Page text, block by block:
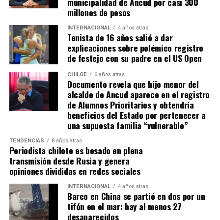
precisiones y van a ser más rigurosos en la
ocupación material, es decir, la persona que quiera
sanear tiene que tener un inmueble construido
sobre el sitio, tiene que estar cerrado, tiene que
estar conectado idealmente a los servicios básicos,
idealmente a agua potable, luz eléctrica y tener
dominio de ocupación material por más de 5 años,
como lo dice la Ley”,recalcó el consejero de la
provincia de Chiloé.
Cabe recordar que el consejero Francisco Cárcamo había
planteado esta inquietud el pasado 20 de marzo en el
Consejo Regional, logrando el acuerdo de todos los
consejeros para oficiar al Ministerio del ramo e invitar a
la Seremi de Bienes Nacionales para informar de la
El personero indicó que la aplicación del dictamen de
Contraloría había generado una tremenda
millones de pesos
INTERNACIONAL 4 años atras
Tenista de 16 años salió a dar
explicaciones sobre polémico registro
de festejo con su padre en el US Open
CHILOE 6 años atras
Documento revela que hijo menor del
alcalde de Ancud aparece en el registro
de Alumnos Prioritarios y obtendría
beneficios del Estado por pertenecer a
una supuesta familia “vulnerable”
TENDENCIAS 8 años atras
Periodista chilote es besado en plena
transmisión desde Rusia y genera
opiniones divididas en redes sociales
INTERNACIONAL 4 años atras
Barco en China se partió en dos por un
tifón en el mar: hay al menos 27
desaparecidos